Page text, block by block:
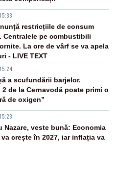
restricțiile de consum
Centralele pe combustibili
La ore de vârf se va apela
- LIVE TEXT
a scufundării barjelor.
2 de la Cernavodă poate primi o
de oxigen”
Nazare, veste bună: Economia
va crește în 2027, iar inflația va